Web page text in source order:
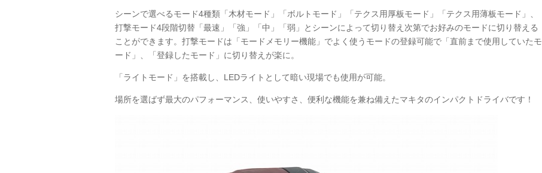
シーンで選べるモード4種類「木材モード」「ボルトモード」「テクス用厚板モード」「テクス用薄板モード」、
打撃モード4段階切替「最速」「強」「中」「弱」とシーンによって切り替え次第でお好みのモードに切り替える
ことができます。打撃モードは「モードメモリー機能」でよく使うモードの登録可能で「直前まで使用していたモ
ード」、「登録したモード」に切り替えが楽に。
「ライトモード」を搭載し、LEDライトとして暗い現場でも使用が可能。
場所を選ばず最大のパフォーマンス、使いやすさ、便利な機能を兼ね備えたマキタのインパクトドライバです！